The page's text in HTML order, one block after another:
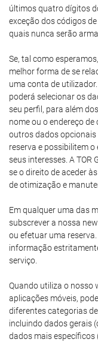
últimos quatro dígitos
exceção dos códigos
quais nunca serão
Se, tal como
melhor forma de se
uma conta de
poderá selecionar os
seu perfil, para além
nome ou o endereço
outros dados opcionais
reserva e possibilitem
seus interesses. A TOR
se o direito de aceder
de otimização e
Em qualquer uma das
subscrever a nossa
ou efetuar uma
informação
serviço.
Quando utiliza o nosso
aplicações móveis,
diferentes categorias
incluindo dados gerais
dados mais específicos